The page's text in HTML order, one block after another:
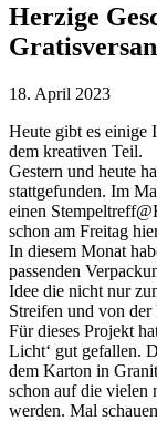
Herzige
18. April 2023
Heute gibt es einige
dem kreativen Teil.
Gestern und heute
stattgefunden. Im
einen
schon am Freitag
In diesem Monat
passenden
Idee die nicht nur
Streifen und von
Für dieses Projekt
Licht‘ gut gefallen.
dem Karton in
schon auf die vielen
werden. Mal